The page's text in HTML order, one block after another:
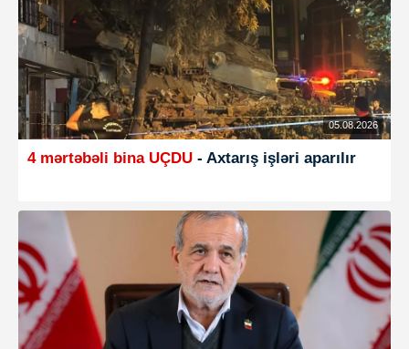
05.08.2026
4 mərtəbəli bina UÇDU - Axtarış işləri aparılır